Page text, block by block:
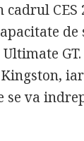
CES
de
se va